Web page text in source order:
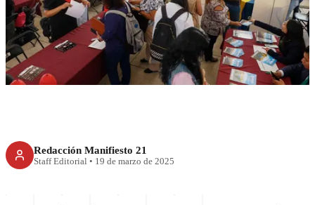
Brugada impulsa autonomía
económica de las mujeres
Redacción Manifiesto 21
Staff Editorial • 19 de marzo de 2025